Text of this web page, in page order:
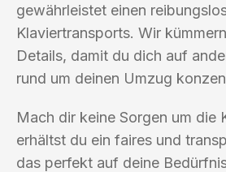
gewährleistet einen
Klaviertransports. Wir
Details, damit du dich auf
rund um deinen Umzug
Mach dir keine Sorgen um die
erhältst du ein faires und
das perfekt auf deine